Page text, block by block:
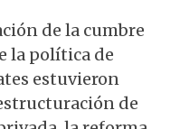
de la cumbre
la política de
estuvieron
de